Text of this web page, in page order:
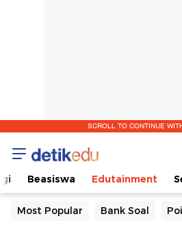
SCROLL TO CONTINUE
Beasiswa Edutainment
Most Popular Bank Soal